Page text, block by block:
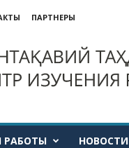
ПАРТНЕРЫ
РАБОТЫ НОВОСТИ